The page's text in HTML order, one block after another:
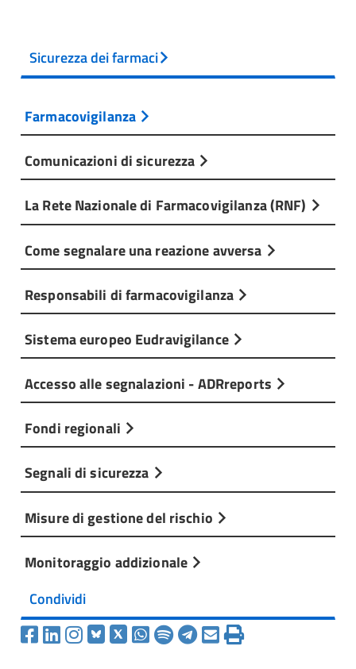
Sicurezza dei farmaci
Farmacovigilanza
Comunicazioni di sicurezza
La Rete Nazionale di Farmacovigilanza (RNF)
Come segnalare una reazione avversa
Responsabili di farmacovigilanza
Sistema europeo Eudravigilance
Accesso alle segnalazioni - ADRreports
Fondi regionali
Segnali di sicurezza
Misure di gestione del rischio
Monitoraggio addizionale
Condividi